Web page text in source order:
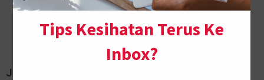
Jenama Vitamin Paling Laris Di Pasaran Hingga